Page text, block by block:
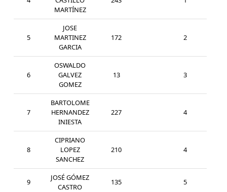
MARTÍNEZ
5
JOSE
MARTINEZ
GARCIA
172 2
6
OSWALDO
GALVEZ
GOMEZ
13 3
7
BARTOLOME
HERNANDEZ
INIESTA
227 4
8
CIPRIANO
LOPEZ
SANCHEZ
210 4
9
JOSÉ GÓMEZ
CASTRO
135 5